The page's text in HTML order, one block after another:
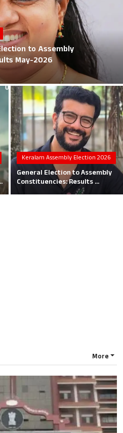
to Assembly
May-2026
Keralam Assembly Election 2026
General Election to Assembly
Constituencies: Results ...
More